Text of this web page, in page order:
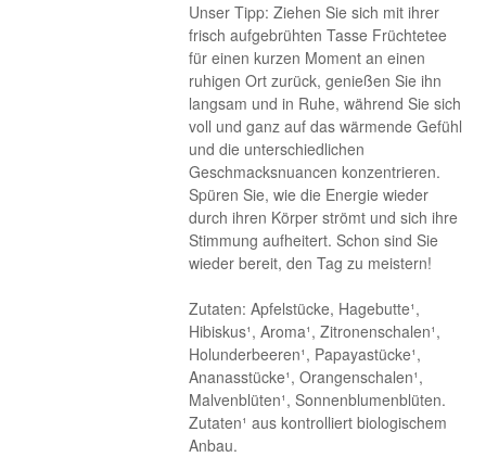
Unser Tipp: Ziehen Sie sich mit ihrer
frisch aufgebrühten Tasse Früchtetee
für einen kurzen Moment an einen
ruhigen Ort zurück, genießen Sie ihn
langsam und in Ruhe, während Sie sich
voll und ganz auf das wärmende Gefühl
und die unterschiedlichen
Geschmacksnuancen konzentrieren.
Spüren Sie, wie die Energie wieder
durch ihren Körper strömt und sich ihre
Stimmung aufheitert. Schon sind Sie
wieder bereit, den Tag zu meistern!
Zutaten: Apfelstücke, Hagebutte¹,
Hibiskus¹, Aroma¹, Zitronenschalen¹,
Holunderbeeren¹, Papayastücke¹,
Ananasstücke¹, Orangenschalen¹,
Malvenblüten¹, Sonnenblumenblüten.
Zutaten¹ aus kontrolliert biologischem
Anbau.